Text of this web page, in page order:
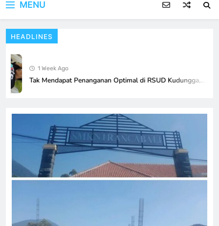
MENU
HEADLINES
1 Week Ago
Tak Mendapat Penanganan Optimal di RSUD Kudungga,…